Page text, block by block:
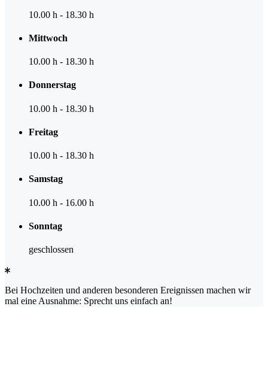
10.00 h - 18.30 h
Mittwoch
10.00 h - 18.30 h
Donnerstag
10.00 h - 18.30 h
Freitag
10.00 h - 18.30 h
Samstag
10.00 h - 16.00 h
Sonntag
geschlossen
Bei Hochzeiten und anderen besonderen Ereignissen machen wir
mal eine Ausnahme: Sprecht uns einfach an!